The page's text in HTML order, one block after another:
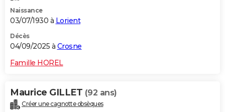
Naissance
03/07/1930 à Lorient
Décès
04/09/2025 à Crosne
Famille HOREL
Maurice GILLET (92 ans)
Créer une cagnotte obsèques